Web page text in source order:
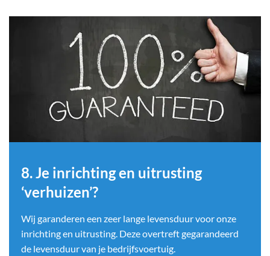
8. Je inrichting en uitrusting
‘verhuizen’?
Wij garanderen een zeer lange levensduur voor onze
inrichting en uitrusting. Deze overtreft gegarandeerd
de levensduur van je bedrijfsvoertuig.